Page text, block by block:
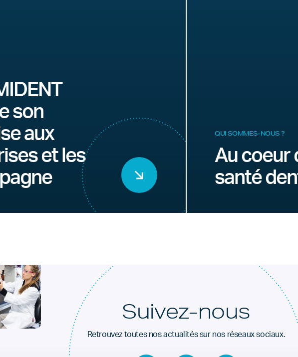
son
aux
et les
QUI SOMMES-NOUS ?
Au coeur
santé
Suivez-nous
Retrouvez toutes nos actualités sur nos réseaux sociaux.